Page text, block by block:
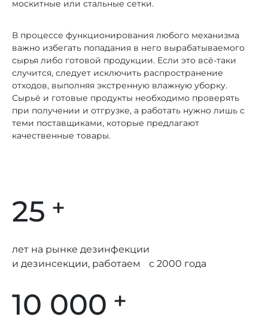
москитные или стальные сетки.
В процессе функционирования любого механизма
важно избегать попадания в него вырабатываемого
сырья либо готовой продукции. Если это всё-таки
случится, следует исключить распространение
отходов, выполняя экстренную влажную уборку.
Сырьё и готовые продукты необходимо проверять
при получении и отгрузке, а работать нужно лишь с
теми поставщиками, которые предлагают
качественные товары.
25 +
лет на рынке дезинфекции
и дезинсекции, работаем с 2000 года
10 000 +